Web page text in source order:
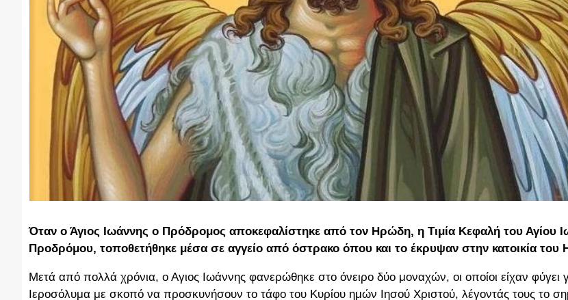
Όταν ο Άγιος Ιωάννης ο Πρόδρομος αποκεφαλίστηκε από τον Ηρώδη, η Τιμία Κεφαλή του Αγίου
Προδρόμου, τοποθετήθηκε μέσα σε αγγείο από όστρακο όπου και το έκρυψαν στην κατοικία του
Μετά από πολλά χρόνια, ο Αγιος Ιωάννης φανερώθηκε στο όνειρο δύο μοναχών, οι οποίοι είχαν φύγει
Ιεροσόλυμα με σκοπό να προσκυνήσουν το τάφο του Κυρίου ημών Ιησού Χριστού, λέγοντάς τους το